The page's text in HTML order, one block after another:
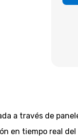
a través de
en tiempo real